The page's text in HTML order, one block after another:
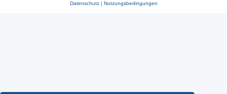
Datenschutz| Nutzungsbedingungen